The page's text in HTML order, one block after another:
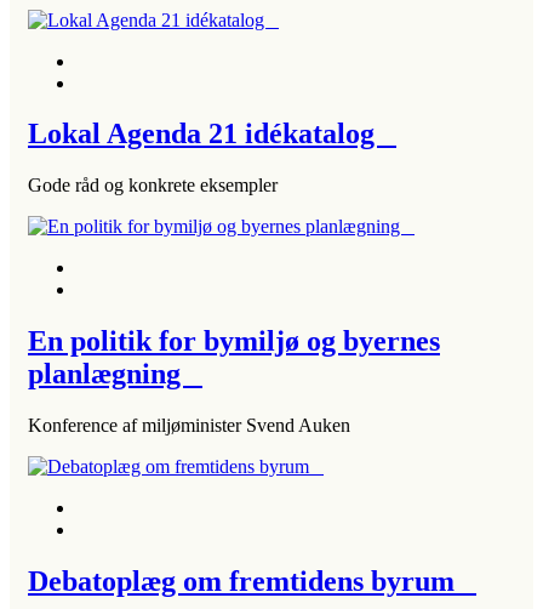
Lokal Agenda 21 idékatalog
Gode råd og konkrete eksempler
En politik for bymiljø og byernes
planlægning
Konference af miljøminister Svend Auken
Debatoplæg om fremtidens byrum